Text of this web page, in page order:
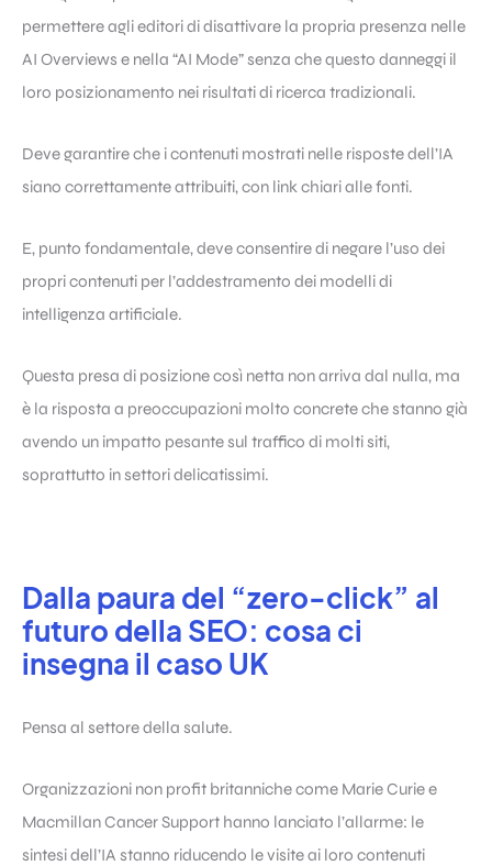
permettere agli editori di disattivare la propria presenza nelle
AI Overviews e nella “AI Mode” senza che questo danneggi il
loro posizionamento nei risultati di ricerca tradizionali.
Deve garantire che i contenuti mostrati nelle risposte dell’IA
siano correttamente attribuiti, con link chiari alle fonti.
E, punto fondamentale, deve consentire di negare l’uso dei
propri contenuti per l’addestramento dei modelli di
intelligenza artificiale.
Questa presa di posizione così netta non arriva dal nulla, ma
è la risposta a preoccupazioni molto concrete che stanno già
avendo un impatto pesante sul traffico di molti siti,
soprattutto in settori delicatissimi.
Dalla paura del “zero-click” al
futuro della SEO: cosa ci
insegna il caso UK
Pensa al settore della salute.
Organizzazioni non profit britanniche come Marie Curie e
Macmillan Cancer Support hanno lanciato l’allarme: le
sintesi dell’IA stanno riducendo le visite ai loro contenuti